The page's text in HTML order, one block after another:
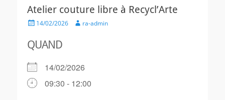
Atelier couture libre à Recycl’Arte
Posted14/02/2026 Authorra-admin
QUAND
14/02/2026
09:30 - 12:00